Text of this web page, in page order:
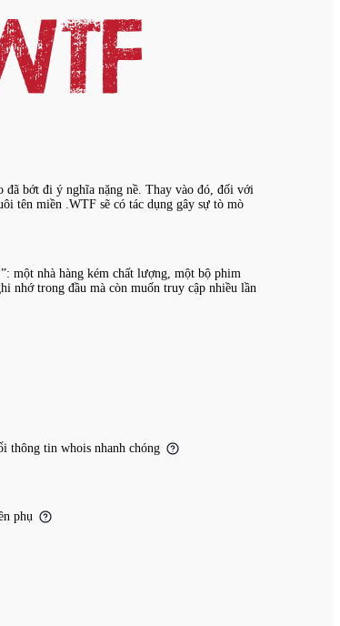
bớt đi ý nghĩa nặng nề. Thay vào đó, đối với
tên miền .WTF sẽ có tác dụng gây sự tò mò
một nhà hàng kém chất lượng, một bộ phim
nhớ trong đầu mà còn muốn truy cập nhiều lần
thông tin whois nhanh chóng
phụ